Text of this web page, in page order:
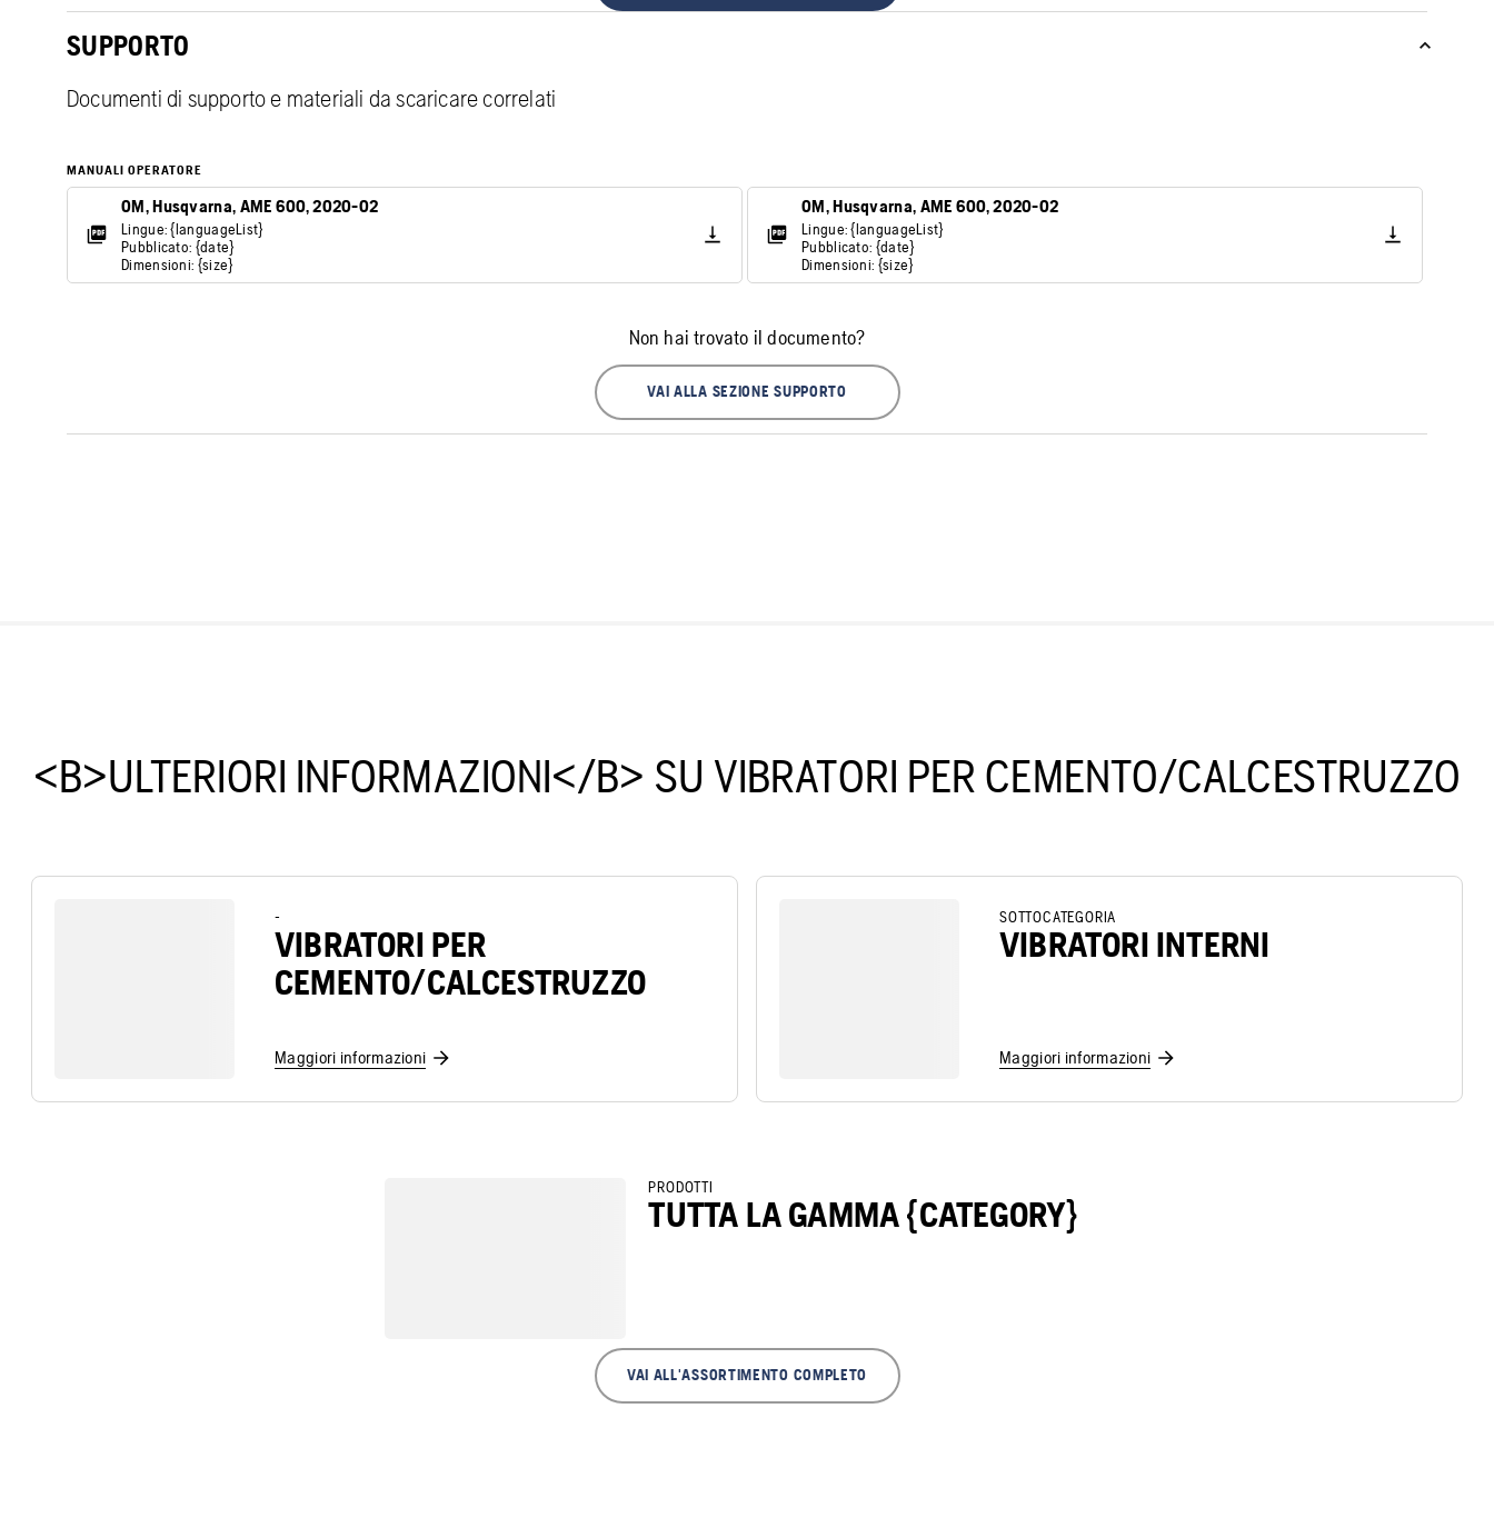
SUPPORTO
Documenti di supporto e materiali da scaricare correlati
MANUALI OPERATORE
OM, Husqvarna, AME 600, 2020-02
Lingue: {languageList}
Pubblicato: {date}
Dimensioni: {size}
OM, Husqvarna, AME 600, 2020-02
Lingue: {languageList}
Pubblicato: {date}
Dimensioni: {size}
Non hai trovato il documento?
VAI ALLA SEZIONE SUPPORTO
<B>ULTERIORI INFORMAZIONI</B> SU VIBRATORI PER CEMENTO/CALCESTRUZZO
-
VIBRATORI PER
CEMENTO/CALCESTRUZZO
Maggiori informazioni
SOTTOCATEGORIA
VIBRATORI INTERNI
Maggiori informazioni
PRODOTTI
TUTTA LA GAMMA {CATEGORY}
VAI ALL'ASSORTIMENTO COMPLETO